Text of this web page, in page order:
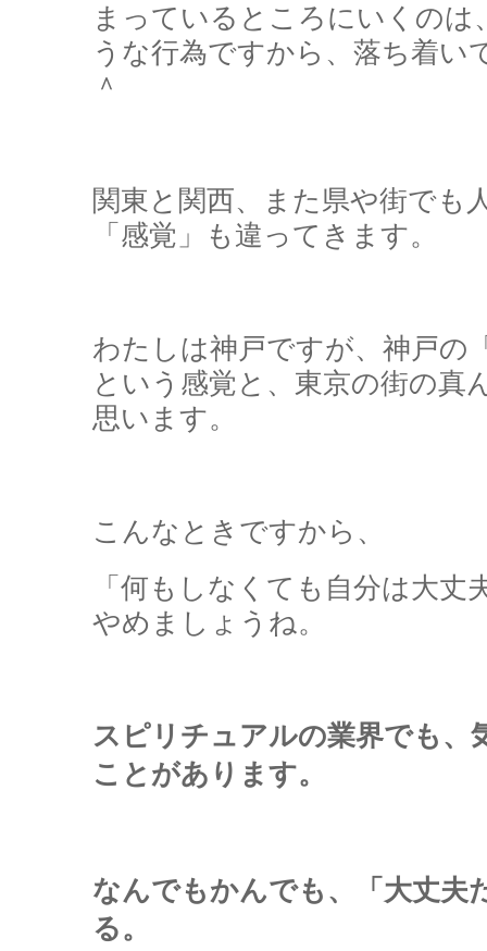
まっているところにいくのは
うな行為ですから、落ち着い
＾
関東と関西、また県や街でも
「感覚」も違ってきます。
わたしは神戸ですが、神戸の
という感覚と、東京の街の真
思います。
こんなときですから、
「何もしなくても自分は大
やめましょうね。
スピリチュアルの業界でも、
ことがあります。
なんでもかんでも、「大丈夫
る。